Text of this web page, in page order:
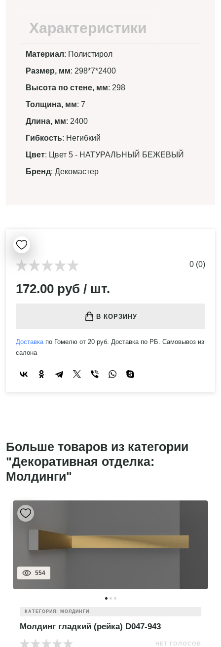
Характеристики
Материал: Полистирол
Размер, мм: 298*7*2400
Высота по стене, мм: 298
Толщина, мм: 7
Длина, мм: 2400
Гибкость: Негибкий
Цвет: Цвет 5 - НАТУРАЛЬНЫЙ БЕЖЕВЫЙ
Бренд: Декомастер
0 (0)
172.00 руб / шт.
В КОРЗИНУ
Доставкапо Гомелю от 20 руб. Доставка по РБ. Самовывоз из
салона
Больше товаров из категории
"Декоративная отделка:
Молдинги"
554
КАТЕГОРИЯ: МОЛДИНГИ
Молдинг гладкий (рейка) D047-943
НЕТ ГОЛОСОВ